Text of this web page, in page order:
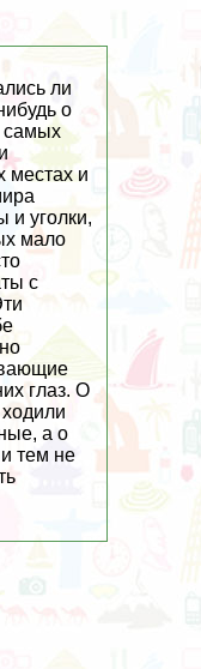
ли
о
самых
местах и
и уголки,
мало
с
глаз. О
а о
тем не